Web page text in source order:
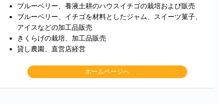
ブルーベリー、養液土耕のハウスイチゴの栽培および販売
ブルーベリー、イチゴを材料としたジャム、スイーツ菓子、
アイスなどの加工品販売
きくらげの栽培、加工品販売
貸し農園、直営店経営
ホームページへ